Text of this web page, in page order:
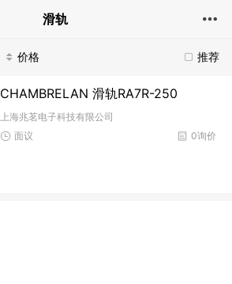
滑轨
推荐
价格
CHAMBRELAN 滑轨RA7R-250
上海兆茗电子科技有限公司
0询价
面议